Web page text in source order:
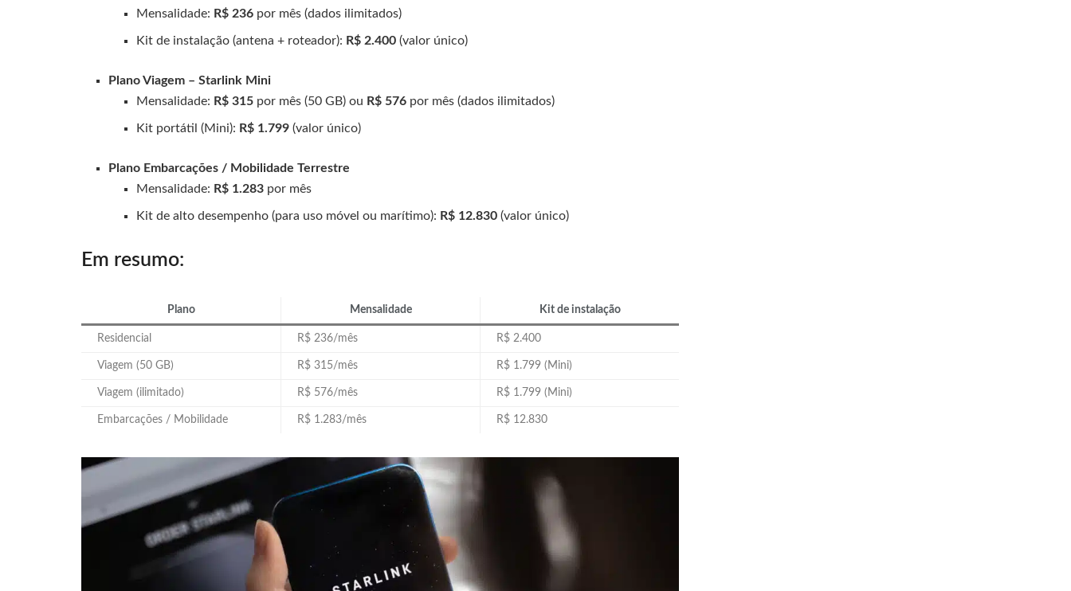
Mensalidade: R$ 236por mês (dados ilimitados)
Kit de instalação (antena + roteador): R$ 2.400(valor único)
Plano Viagem – Starlink Mini
Mensalidade: R$ 315por mês (50 GB) ou R$ 576por mês (dados ilimitados)
Kit portátil (Mini): R$ 1.799(valor único)
Plano Embarcações / Mobilidade Terrestre
Mensalidade: R$ 1.283por mês
Kit de alto desempenho (para uso móvel ou marítimo): R$ 12.830(valor único)
Em resumo:
Plano Mensalidade Kit de instalação
Residencial R$ 236/mês R$ 2.400
Viagem (50 GB) R$ 315/mês R$ 1.799 (Mini)
Viagem (ilimitado) R$ 576/mês R$ 1.799 (Mini)
Embarcações / Mobilidade R$ 1.283/mês R$ 12.830